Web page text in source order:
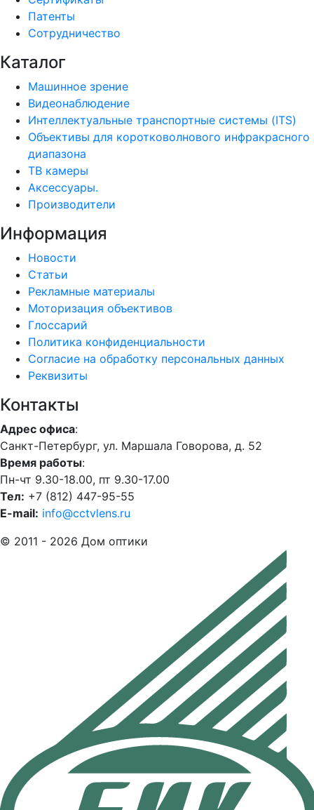
Патенты
Сотрудничество
Каталог
Машинное зрение
Видеонаблюдение
Интеллектуальные транспортные системы (ITS)
Объективы для коротковолнового инфракрасного
диапазона
ТВ камеры
Аксессуары.
Производители
Информация
Новости
Статьи
Рекламные материалы
Моторизация объективов
Глоссарий
Политика конфиденциальности
Согласие на обработку персональных данных
Реквизиты
Контакты
Адрес офиса:
Санкт-Петербург, ул. Маршала Говорова, д. 52
Время работы:
Пн-чт 9.30-18.00, пт 9.30-17.00
Тел: +7 (812) 447-95-55
E-mail: info@cctvlens.ru
© 2011 - 2026 Дом оптики